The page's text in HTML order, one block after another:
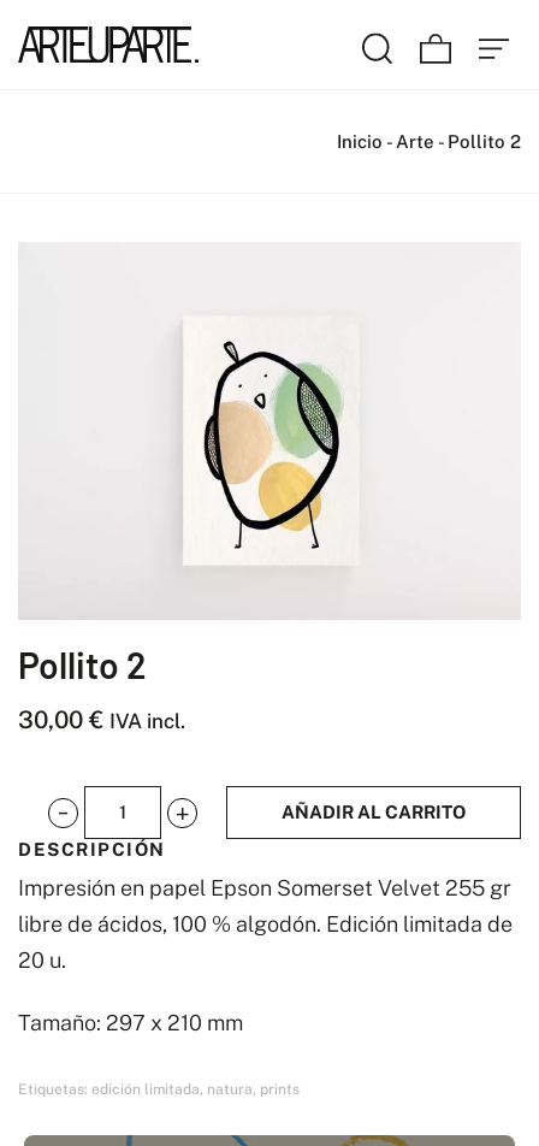
Inicio - Arte - Pollito 2
Pollito 2
30,00€ IVA incl.
Pollito
2
cantidad
AÑADIR AL CARRITO
DESCRIPCIÓN
Impresión en papel Epson Somerset Velvet 255 gr
libre de ácidos, 100 % algodón. Edición limitada de
20 u.
Tamaño: 297 x 210 mm
Etiquetas: edición limitada, natura, prints